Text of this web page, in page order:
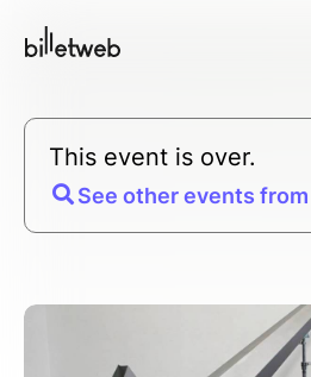
This event is over.
See other events